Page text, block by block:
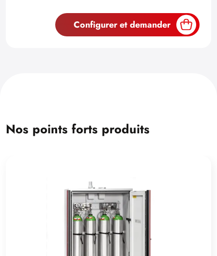
Configurer et demander
Nos points forts produits